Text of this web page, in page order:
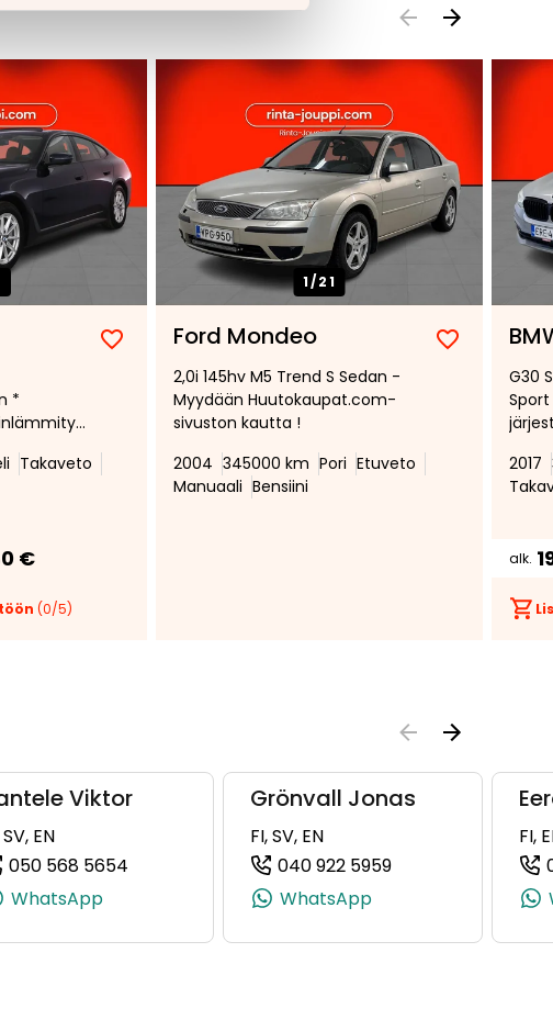
Lisää
suosikiksi
Poista
suosikeista
*
Takaveto
€
(0/5)
1/21
Ford Mondeo
Lisää
suosikiksi
Poista
2,0i 145hv M5 Trend S Sedan -
Myydään Huutokaupat.com-
sivuston kautta !
2004 345000 km Pori Etuveto
Manuaali Bensiini
G30
2017
alk.
0504080730, +358 50 408 0730)
Viktor
SV, EN
050 568 5654
(+358505685654, 0505685654, +358 50 568
WhatsApp
Grönvall Jonas
FI, SV, EN
040 922 5959
WhatsApp
FI,